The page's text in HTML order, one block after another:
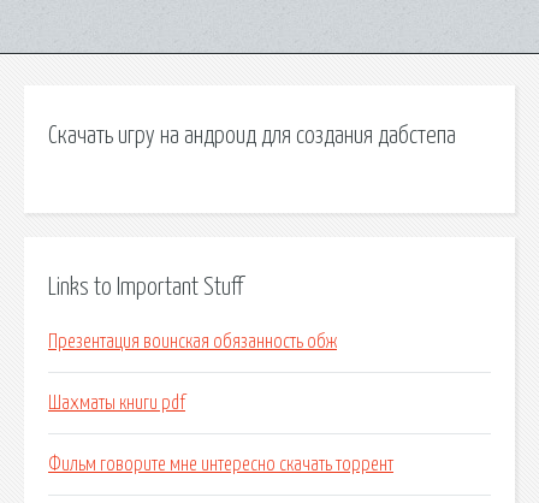
Скачать игру на андроид для создания дабстепа
Links to Important Stuff
Презентация воинская обязанность обж
Шахматы книги pdf
Фильм говорите мне интересно скачать торрент